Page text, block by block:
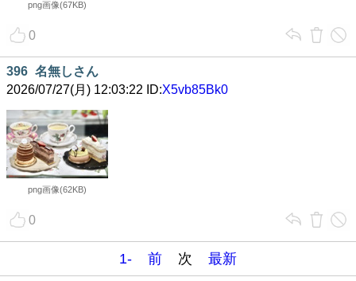
png画像(67KB)
0
396 名無しさん
2026/07/27(月) 12:03:22 ID:X5vb85Bk0
png画像(62KB)
0
1- 前 次 最新